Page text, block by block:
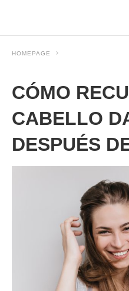
HOMEPAGE
CÓMO
CABELLO
DESPUÉS